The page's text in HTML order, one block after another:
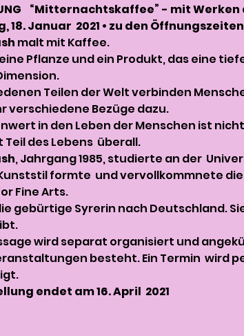
“Mitternachtskaffee” - mit
18. Januar  2021 • zu den
malt mit Kaffee.
Pflanze und ein Produkt, das eine
Teilen der Welt verbinden
verschiedene Bezüge dazu.
in den Leben der Menschen ist
des Lebens  überall.
, Jahrgang 1985, studierte an der
formte  und vervollkommnete
Fine Arts.
gebürtige Syrerin nach Deutschland.
wird separat organisiert und
besteht. Ein Termin  wird
endet am 16. April  2021